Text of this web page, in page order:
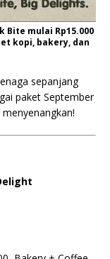
Bite mulai Rp15.000
kopi, bakery, dan
sepanjang
paket September